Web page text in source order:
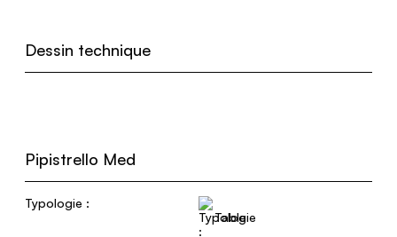
Dessin technique
Pipistrello Med
Typologie :
Table